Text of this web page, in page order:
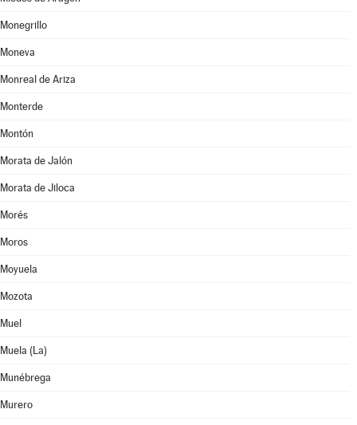
Monegrillo
Moneva
Monreal de Ariza
Monterde
Montón
Morata de Jalón
Morata de Jiloca
Morés
Moros
Moyuela
Mozota
Muel
Muela (La)
Munébrega
Murero